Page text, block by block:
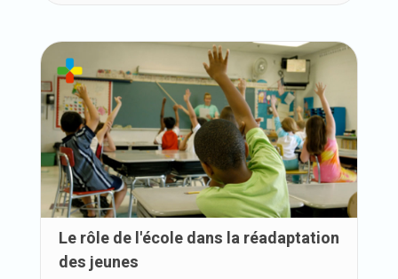
Le rôle de l'école dans la réadaptation
des jeunes